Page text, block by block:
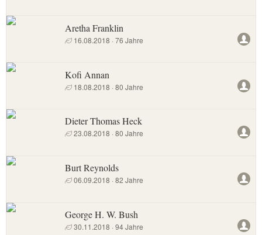
Aretha Franklin
16.08.2018 · 76 Jahre
Kofi Annan
18.08.2018 · 80 Jahre
Dieter Thomas Heck
23.08.2018 · 80 Jahre
Burt Reynolds
06.09.2018 · 82 Jahre
George H. W. Bush
30.11.2018 · 94 Jahre